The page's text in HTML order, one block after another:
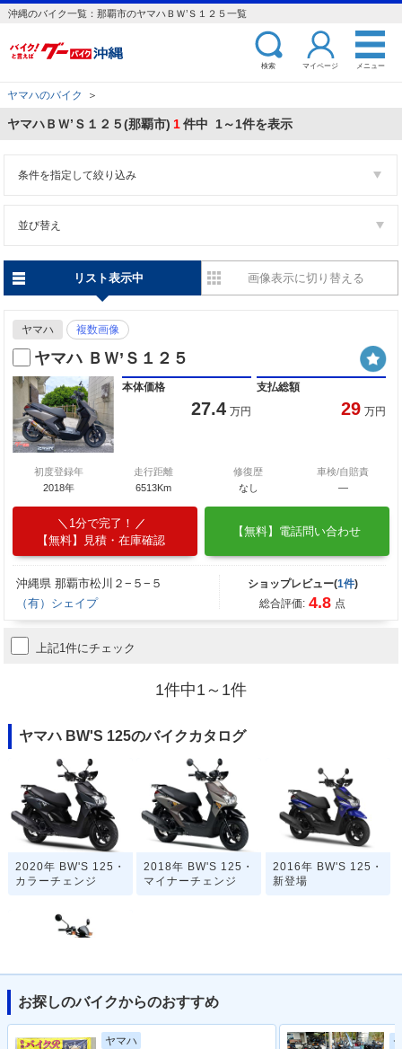
沖縄のバイク一覧：那覇市のヤマハＢＷ’Ｓ１２５一覧
検索 マイページ メニュー
ヤマハのバイク ＞
ヤマハＢＷ’Ｓ１２５(那覇市) 1件中 1～1件を表示
条件を指定して絞り込み
並び替え
リスト表示中 画像表示に切り替える
ヤマハ 複数画像
ヤマハ ＢＷ’Ｓ１２５
本体価格
27.4 万円
支払総額
29 万円
初度登録年
2018年
走行距離
6513Km
修復歴
なし
車検/自賠責
―
1分で完了！
【無料】見積・在庫確認
【無料】電話問い合わせ
沖縄県 那覇市松川２−５−５
（有）シェイプ
ショップレビュー(1件)
総合評価: 4.8 点
上記1件にチェック
1件中1～1件
ヤマハ BW'S 125のバイクカタログ
2020年 BW'S 125・
カラーチェンジ
2018年 BW'S 125・
マイナーチェンジ
2016年 BW'S 125・
新登場
お探しのバイクからのおすすめ
ヤマハ